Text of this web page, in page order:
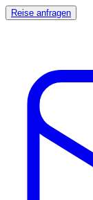
Reise anfragen